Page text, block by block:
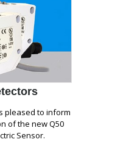
pleased to inform
of the new Q50
Sensor.